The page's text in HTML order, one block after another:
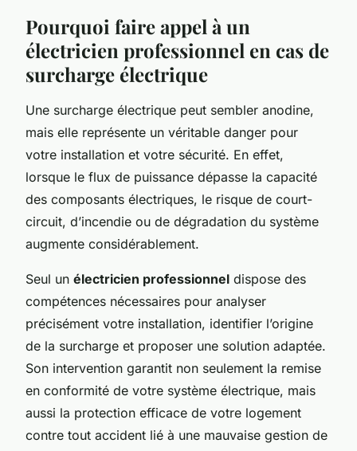
Pourquoi faire appel à un
électricien professionnel en cas de
surcharge électrique
Une surcharge électrique peut sembler anodine,
mais elle représente un véritable danger pour
votre installation et votre sécurité. En effet,
lorsque le flux de puissance dépasse la capacité
des composants électriques, le risque de court-
circuit, d’incendie ou de dégradation du système
augmente considérablement.
Seul un électricien professionnel dispose des
compétences nécessaires pour analyser
précisément votre installation, identifier l’origine
de la surcharge et proposer une solution adaptée.
Son intervention garantit non seulement la remise
en conformité de votre système électrique, mais
aussi la protection efficace de votre logement
contre tout accident lié à une mauvaise gestion de